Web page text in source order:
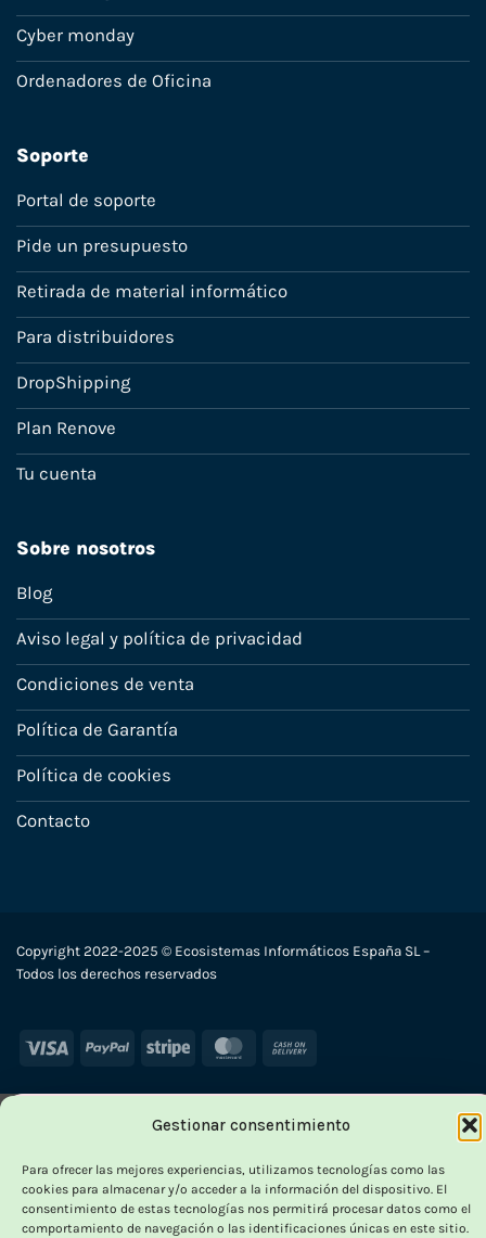
Gestionar consentimiento
Para ofrecer las mejores experiencias, utilizamos tecnologías como las
cookies para almacenar y/o acceder a la información del dispositivo. El
consentimiento de estas tecnologías nos permitirá procesar datos como el
comportamiento de navegación o las identificaciones únicas en este sitio.
Cyber monday
Ordenadores de Oficina
Soporte
Portal de soporte
Pide un presupuesto
Retirada de material informático
Para distribuidores
DropShipping
Plan Renove
Tu cuenta
Sobre nosotros
Blog
Aviso legal y política de privacidad
Condiciones de venta
Política de Garantía
Política de cookies
Contacto
Copyright 2022-2025 © Ecosistemas Informáticos España SL –
Todos los derechos reservados
Visa PayPal Stripe MasterCard
Delivery